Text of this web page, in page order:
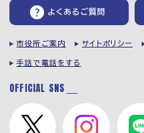
よくあるご質問
市役所ご案内 サイトポリシー
手話で電話をする
OFFICIAL SNS